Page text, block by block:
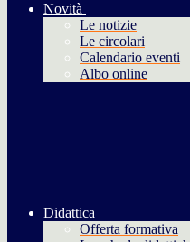
Novità
Le notizie
Le circolari
Calendario eventi
Albo online
Didattica
Offerta formativa